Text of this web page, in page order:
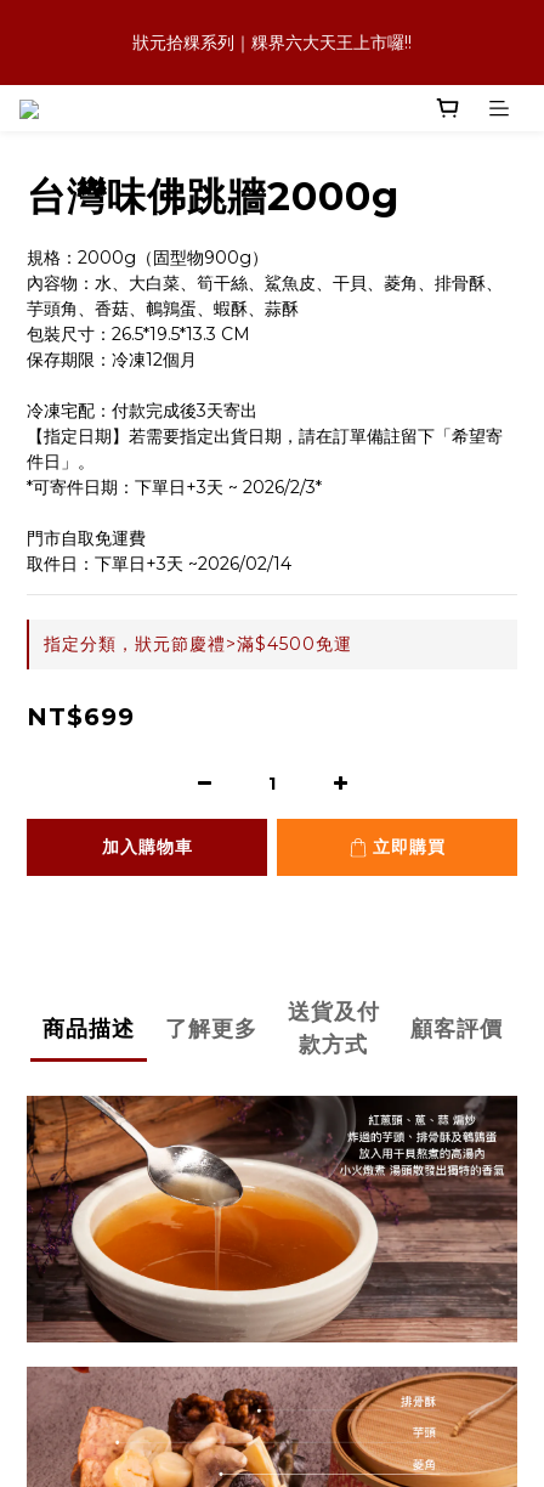
情味
狀元拾粿系列｜粿界六大天王上市囉!!
狀元冷凍櫃｜萊爾富暢銷 × 官網冷凍規格:一顆，會記住的麻油雞
森日之禮｜職場賀禮的質感新選擇，傳承好味道，也送出祝福與人
台灣味佛跳牆2000g
規格：2000g（固型物900g）
內容物：水、大白菜、筍干絲、鯊魚皮、干貝、菱角、排骨酥、
芋頭角、香菇、鵪鶉蛋、蝦酥、蒜酥
包裝尺寸：26.5*19.5*13.3 CM
保存期限：冷凍12個月
冷凍宅配：付款完成後3天寄出
【指定日期】若需要指定出貨日期，請在訂單備註留下「希望寄
件日」。
*可寄件日期：下單日+3天 ~ 2026/2/3*
門市自取免運費
取件日：下單日+3天 ~2026/02/14
指定分類，狀元節慶禮>滿$4500免運
NT$699
加入購物車 立即購買
商品描述 了解更多
送貨及付
款方式
顧客評價